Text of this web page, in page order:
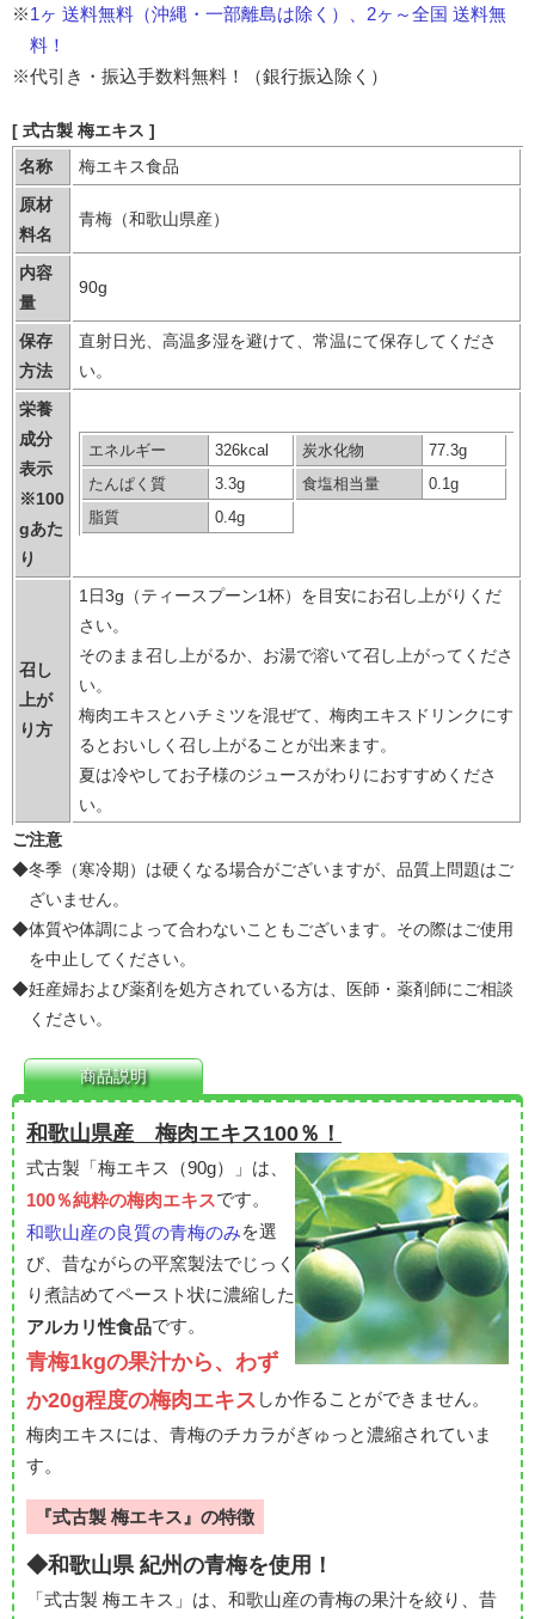
※1ヶ 送料無料（沖縄・一部離島は除く）、2ヶ～全国 送料無
料！
※代引き・振込手数料無料！（銀行振込除く）
[ 式古製 梅エキス ]
名称
梅エキス食品
原材
料名
青梅（和歌山県産）
内容
量
90g
保存
方法
直射日光、高温多湿を避けて、常温にて保存してくださ
い。
栄養
成分
表示
※100
gあた
り
エネルギー 326kcal 炭水化物
77.3g
たんぱく質
3.3g 食塩相当量
0.1g
脂質
0.4g
召し
上が
り方
1日3g（ティースプーン1杯）を目安にお召し上がりくだ
さい。
そのまま召し上がるか、お湯で溶いて召し上がってくださ
い。
梅肉エキスとハチミツを混ぜて、梅肉エキスドリンクにす
るとおいしく召し上がることが出来ます。
夏は冷やしてお子様のジュースがわりにおすすめくださ
い。
ご注意
◆冬季（寒冷期）は硬くなる場合がございますが、品質上問題はご
ざいません。
◆体質や体調によって合わないこともございます。その際はご使用
を中止してください。
◆妊産婦および薬剤を処方されている方は、医師・薬剤師にご相談
ください。
商品説明
和歌山県産 梅肉エキス100％！
式古製「梅エキス（90g）」は、
100％純粋の梅肉エキスです。
和歌山産の良質の青梅のみを選
び、昔ながらの平窯製法でじっく
り煮詰めてペースト状に濃縮した
アルカリ性食品です。
青梅1kgの果汁から、わず
か20g程度の梅肉エキス しか作ることができません。
梅肉エキスには、青梅のチカラがぎゅっと濃縮されていま
す。
『式古製 梅エキス』の特徴
◆和歌山県 紀州の青梅を使用！
「式古製 梅エキス」は、和歌山産の青梅の果汁を絞り、昔